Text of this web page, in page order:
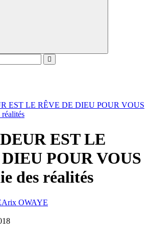
EST LE RÊVE DE DIEU POUR VOUS
EST LE
POUR VOUS
des réalités
Arix OWAYE